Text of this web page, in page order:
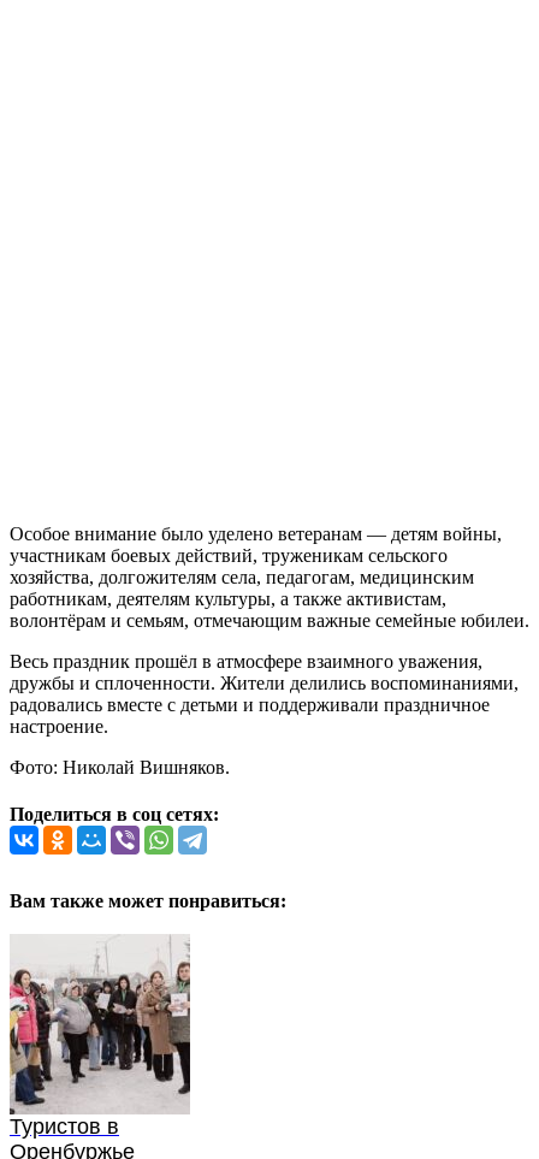
Особое внимание было уделено ветеранам — детям войны,
участникам боевых действий, труженикам сельского
хозяйства, долгожителям села, педагогам, медицинским
работникам, деятелям культуры, а также активистам,
волонтёрам и семьям, отмечающим важные семейные юбилеи.
Весь праздник прошёл в атмосфере взаимного уважения,
дружбы и сплоченности. Жители делились воспоминаниями,
радовались вместе с детьми и поддерживали праздничное
настроение.
Фото: Николай Вишняков.
Поделиться в соц сетях:
Вам также может понравиться:
Туристов в
Оренбуржье